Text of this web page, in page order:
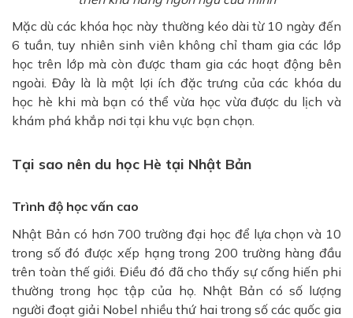
Mặc dù các khóa học này thường kéo dài từ 10 ngày đến
6 tuần, tuy nhiên sinh viên không chỉ tham gia các lớp
học trên lớp mà còn được tham gia các hoạt động bên
ngoài. Đây là là một lợi ích đặc trưng của các khóa du
học hè khi mà bạn có thể vừa học vừa được du lịch và
khám phá khắp nơi tại khu vực bạn chọn.
Tại sao nên du học Hè tại Nhật Bản
Trình độ học vấn cao
Nhật Bản có hơn 700 trường đại học để lựa chọn và 10
trong số đó được xếp hạng trong 200 trường hàng đầu
trên toàn thế giới. Điều đó đã cho thấy sự cống hiến phi
thường trong học tập của họ. Nhật Bản có số lượng
người đoạt giải Nobel nhiều thứ hai trong số các quốc gia